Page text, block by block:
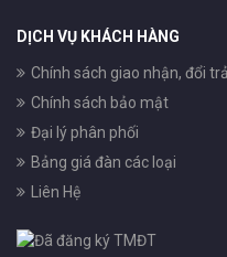
DỊCH VỤ KHÁCH HÀNG
Chính sách giao nhận, đổi trả
Chính sách bảo mật
Đại lý phân phối
Bảng giá đàn các loại
Liên Hệ